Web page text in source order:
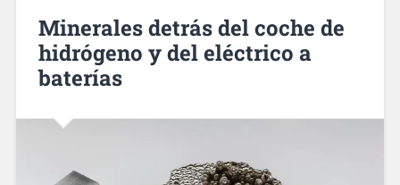
Minerales detrás del coche de
hidrógeno y del eléctrico a
baterías